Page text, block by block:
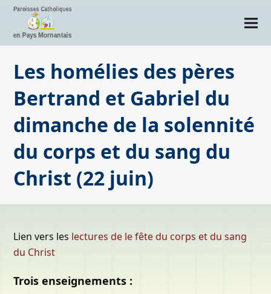
Les homélies des pères
Bertrand et Gabriel du
dimanche de la solennité
du corps et du sang du
Christ (22 juin)
Lien vers les lectures de le fête du corps et du sang
du Christ
Trois enseignements :